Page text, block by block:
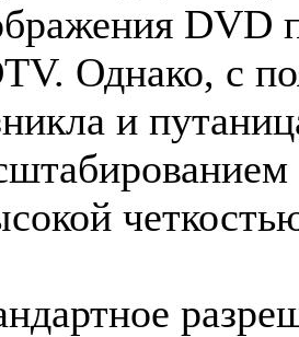
DVD
Однако, с
и